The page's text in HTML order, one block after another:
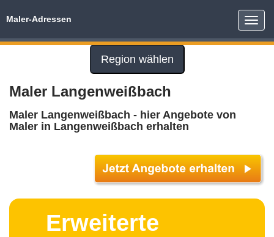
Toggle
Maler-Adressen
Region wählen
Maler Langenweißbach
Maler Langenweißbach - hier Angebote von
Maler in Langenweißbach erhalten
Erweiterte